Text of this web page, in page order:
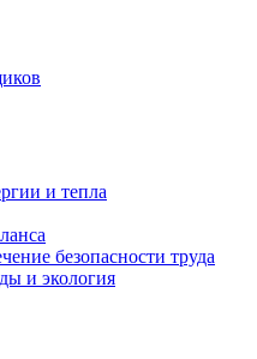
и тепла
безопасности труда
и экология